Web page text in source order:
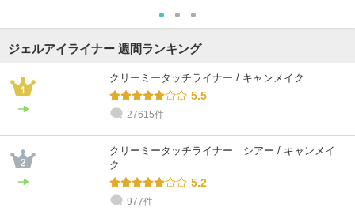
乾燥肌 / 30代 / イエベ
chihara
普通肌 / 30代 / イエベ
chihara
乾燥肌 / 50代 / ブルベ
みやざわ
ジェルアイライナー 週間ランキング
クリーミータッチライナー / キャンメイク
5.5
27615件
クリーミータッチライナー シアー / キャンメイ
ク
5.2
977件